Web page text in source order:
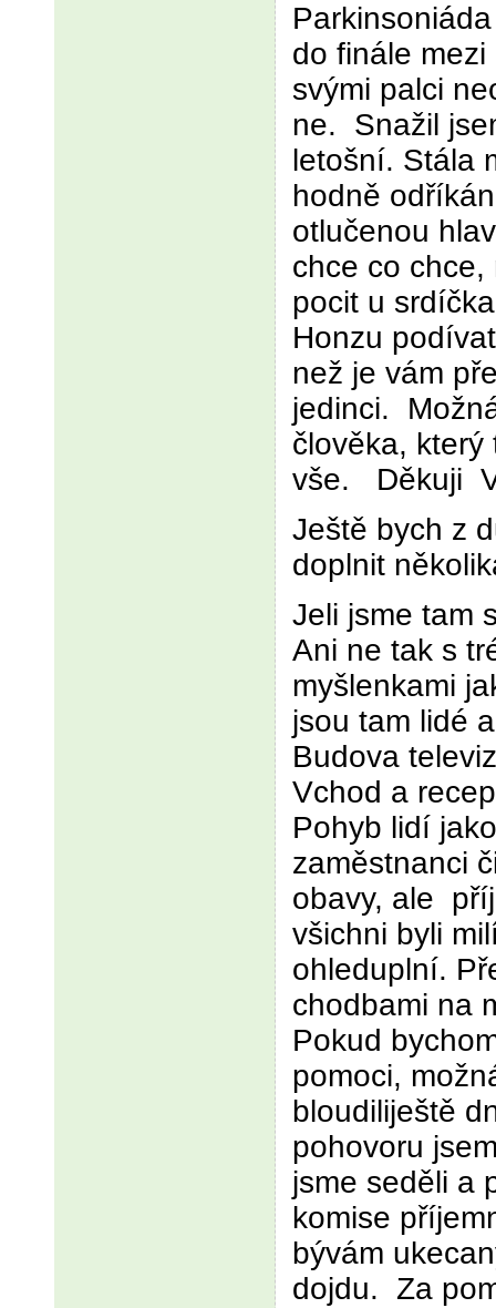
do finále
svými palci
ne. Snažil
letošní. Stála
hodně
otlučenou
chce co
pocit u
Honzu
než je vám
jedinci.
člověka, který
vše. Děkuji
Ještě bych z
doplnit
Jeli jsme tam
Ani ne tak s
myšlenkami
jsou tam lidé
Budova
Vchod a
Pohyb lidí
zaměstnanci
obavy, ale
všichni byli
ohleduplní.
chodbami na
Pokud
pomoci,
bloudiliještě
pohovoru
jsme seděli a
komise
bývám
dojdu. Za